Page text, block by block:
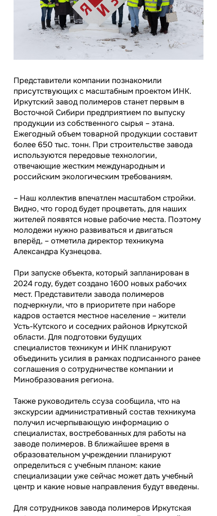
Представители компании познакомили
присутствующих с масштабным проектом ИНК.
Иркутский завод полимеров станет первым в
Восточной Сибири предприятием по выпуску
продукции из собственного сырья – этана.
Ежегодный объем товарной продукции составит
более 650 тыс. тонн. При строительстве завода
используются передовые технологии,
отвечающие жестким международным и
российским экологическим требованиям.
– Наш коллектив впечатлен масштабом стройки.
Видно, что город будет процветать, для наших
жителей появятся новые рабочие места. Поэтому
молодежи нужно развиваться и двигаться
вперёд, – отметила директор техникума
Александра Кузнецова.
При запуске объекта, который запланирован в
2024 году, будет создано 1600 новых рабочих
мест. Представители завода полимеров
подчеркнули, что в приоритете при наборе
кадров остается местное население – жители
Усть-Кутского и соседних районов Иркутской
области. Для подготовки будущих
специалистов техникум и ИНК планируют
объединить усилия в рамках подписанного ранее
соглашения о сотрудничестве компании и
Минобразования региона.
Также руководитель ссуза сообщила, что на
экскурсии административный состав техникума
получил исчерпывающую информацию о
специалистах, востребованных для работы на
заводе полимеров. В ближайшее время в
образовательном учреждении планируют
определиться с учебным планом: какие
специализации уже сейчас может дать учебный
центр и какие новые направления будут введены.
Для сотрудников завода полимеров Иркутская